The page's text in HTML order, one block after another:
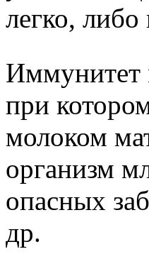
легко, либо
Иммунитет
при
молоком
организм
опасных
др.